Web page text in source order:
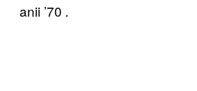
anii ’70 .